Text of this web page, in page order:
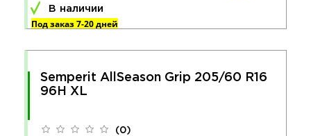
В наличии
Под заказ 7-20 дней
Semperit AllSeason Grip 205/60 R16
96H XL
(0)